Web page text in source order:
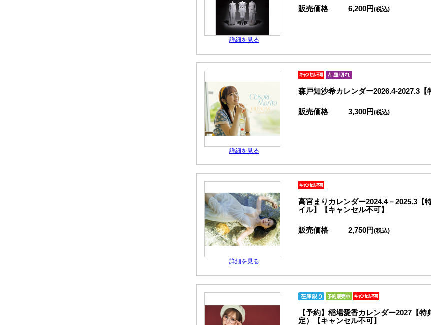
詳細を見る
販売価格 6,200円(税込)
詳細を見る
森戸知沙希カレンダー2026.4-2027.3【
販売価格 3,300円(税込)
詳細を見る
高宮まりカレンダー2024.4－2025.3【
イル】【キャンセル不可】
販売価格 2,750円(税込)
【予約】稲場愛香カレンダー2027【
定）【キャンセル不可】